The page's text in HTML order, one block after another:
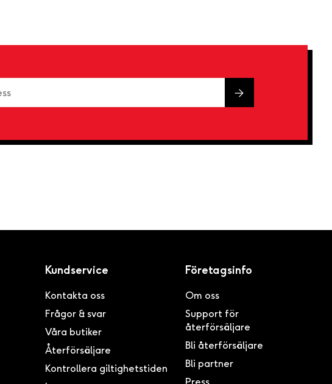
Kundservice
Kontakta oss
Frågor & svar
Våra butiker
Återförsäljare
Kontrollera giltighetstiden
Företagsinfo
Om oss
Support för
återförsäljare
Bli återförsäljare
Bli partner